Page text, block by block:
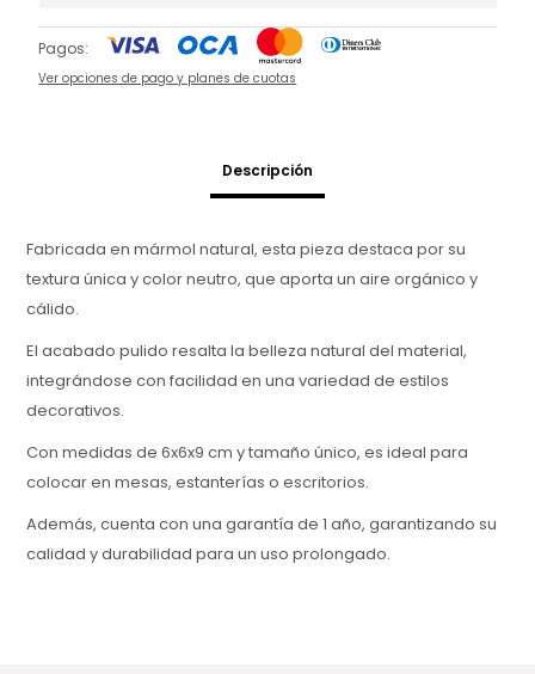
Pagos:
Ver opciones de pago y planes de cuotas
Descripción
Fabricada en mármol natural, esta pieza destaca por su
textura única y color neutro, que aporta un aire orgánico y
cálido.
El acabado pulido resalta la belleza natural del material,
integrándose con facilidad en una variedad de estilos
decorativos.
Con medidas de 6x6x9 cm y tamaño único, es ideal para
colocar en mesas, estanterías o escritorios.
Además, cuenta con una garantía de 1 año, garantizando su
calidad y durabilidad para un uso prolongado.